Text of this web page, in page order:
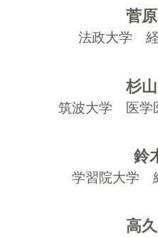
菅
法政大学
杉
筑波大学 医学
鈴
学習院大学
高